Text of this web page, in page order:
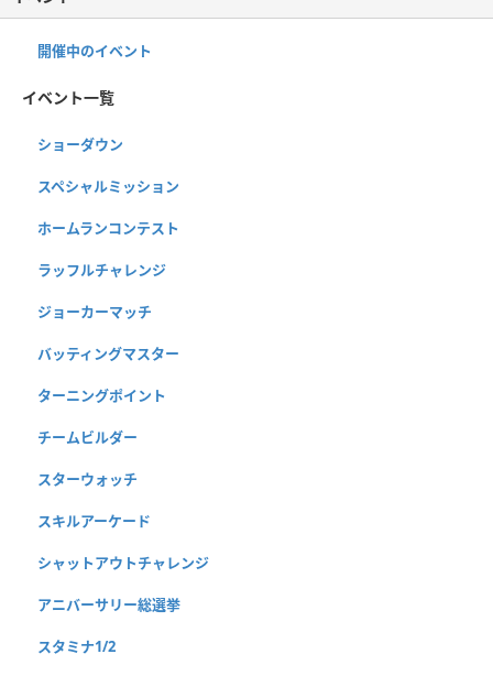
開催中のイベント
イベント一覧
ショーダウン
スペシャルミッション
ホームランコンテスト
ラッフルチャレンジ
ジョーカーマッチ
バッティングマスター
ターニングポイント
チームビルダー
スターウォッチ
スキルアーケード
シャットアウトチャレンジ
アニバーサリー総選挙
スタミナ1/2